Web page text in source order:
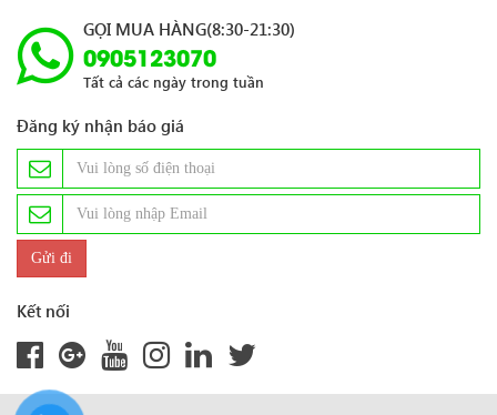
GỌI MUA HÀNG(8:30-21:30)
0905123070
Tất cả các ngày trong tuần
Đăng ký nhận báo giá
Kết nối